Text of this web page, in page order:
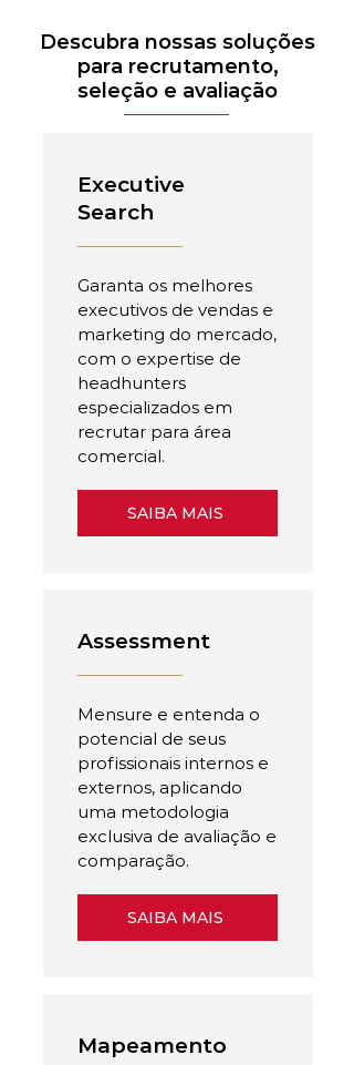
Descubra nossas soluções
para recrutamento,
seleção e avaliação
Executive
Search
Garanta os melhores
executivos de vendas e
marketing do mercado,
com o expertise de
headhunters
especializados em
recrutar para área
comercial.
SAIBA MAIS
Assessment
Mensure e entenda o
potencial de seus
profissionais internos e
externos, aplicando
uma metodologia
exclusiva de avaliação e
comparação.
SAIBA MAIS
Mapeamento